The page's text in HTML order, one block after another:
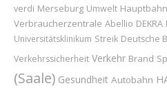
verdi Merseburg Umwelt
Verbraucherzentrale Abellio DEKRA
Universitätsklinikum Streik Deutsche
Verkehrssicherheit Verkehr Brand
(Saale) Gesundheit Autobahn